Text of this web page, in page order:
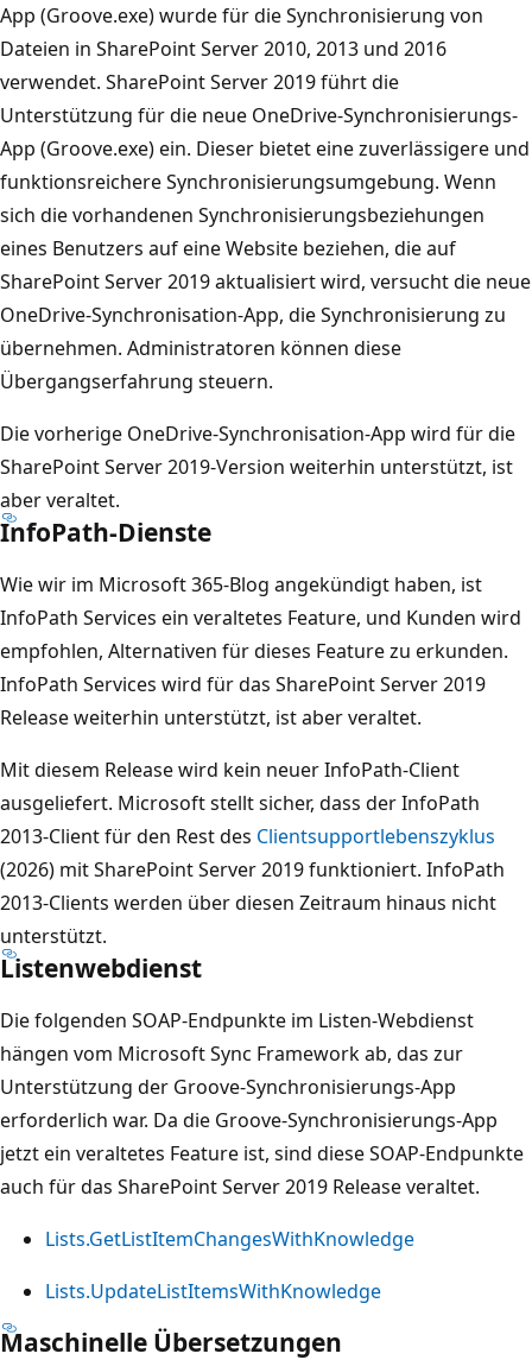
App (Groove.exe) wurde für die Synchronisierung von
Dateien in SharePoint Server 2010, 2013 und 2016
verwendet. SharePoint Server 2019 führt die
Unterstützung für die neue OneDrive-Synchronisierungs-
App (Groove.exe) ein. Dieser bietet eine zuverlässigere und
funktionsreichere Synchronisierungsumgebung. Wenn
sich die vorhandenen Synchronisierungsbeziehungen
eines Benutzers auf eine Website beziehen, die auf
SharePoint Server 2019 aktualisiert wird, versucht die neue
OneDrive-Synchronisation-App, die Synchronisierung zu
übernehmen. Administratoren können diese
Übergangserfahrung steuern.
Die vorherige OneDrive-Synchronisation-App wird für die
SharePoint Server 2019-Version weiterhin unterstützt, ist
aber veraltet.
InfoPath-Dienste
Wie wir im Microsoft 365-Blog angekündigt haben, ist
InfoPath Services ein veraltetes Feature, und Kunden wird
empfohlen, Alternativen für dieses Feature zu erkunden.
InfoPath Services wird für das SharePoint Server 2019
Release weiterhin unterstützt, ist aber veraltet.
Mit diesem Release wird kein neuer InfoPath-Client
ausgeliefert. Microsoft stellt sicher, dass der InfoPath
2013-Client für den Rest des Clientsupportlebenszyklus
(2026) mit SharePoint Server 2019 funktioniert. InfoPath
2013-Clients werden über diesen Zeitraum hinaus nicht
unterstützt.
Listenwebdienst
Die folgenden SOAP-Endpunkte im Listen-Webdienst
hängen vom Microsoft Sync Framework ab, das zur
Unterstützung der Groove-Synchronisierungs-App
erforderlich war. Da die Groove-Synchronisierungs-App
jetzt ein veraltetes Feature ist, sind diese SOAP-Endpunkte
auch für das SharePoint Server 2019 Release veraltet.
Lists.GetListItemChangesWithKnowledge
Lists.UpdateListItemsWithKnowledge
Maschinelle Übersetzungen